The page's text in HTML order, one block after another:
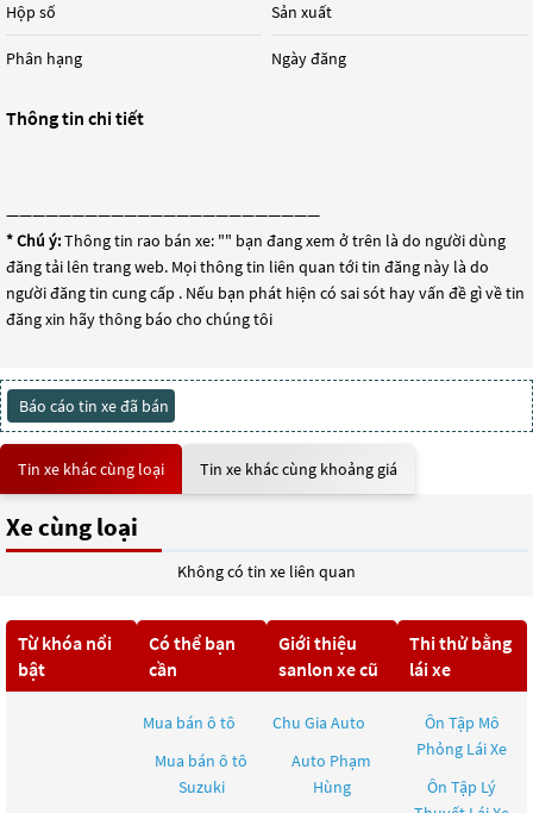
Hộp số
Phân hạng
Sản xuất
Ngày đăng
Thông tin chi tiết
————————————————————————
* Chú ý:Thông tin rao bán xe: "" bạn đang xem ở trên là do người dùng
đăng tải lên trang web. Mọi thông tin liên quan tới tin đăng này là do
người đăng tin cung cấp . Nếu bạn phát hiện có sai sót hay vấn đề gì về tin
đăng xin hãy thông báo cho chúng tôi
Báo cáo tin xe đã bán
Tin xe khác cùng loại Tin xe khác cùng khoảng giá
Xe cùng loại
Không có tin xe liên quan
Từ khóa nổi
bật
Có thể bạn
cần
Mua bán ô tô
Mua bán ô tô
Suzuki
Giới thiệu
sanlon xe cũ
Chu Gia Auto
Auto Phạm
Hùng
Thi thử bằng
lái xe
Ôn Tập Mô
Phỏng Lái Xe
Ôn Tập Lý